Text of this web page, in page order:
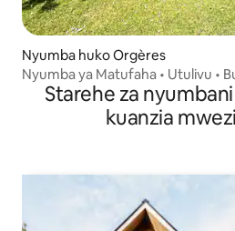
Nyumba huko Orgères
Nyumba ya Matufaha • Utulivu •
Starehe za
kuanzia